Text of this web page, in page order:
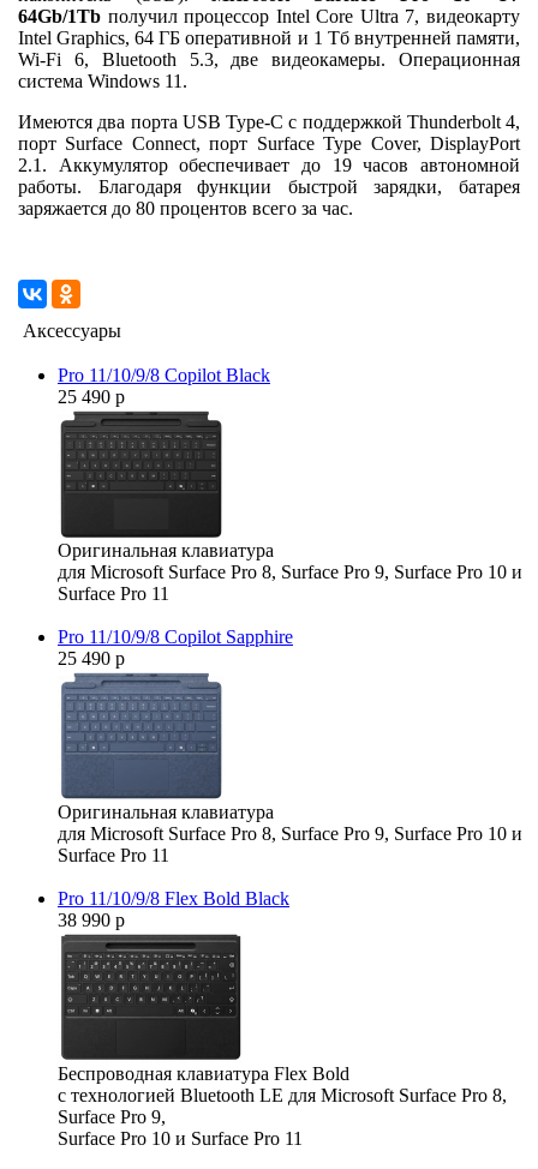
64Gb/1Tb получил процессор Intel Core Ultra 7, видеокарту
Intel Graphics, 64 ГБ оперативной и 1 Тб внутренней памяти,
Wi-Fi 6, Bluetooth 5.3, две видеокамеры. Операционная
система Windows 11.
Имеются два порта USB Type-C с поддержкой Thunderbolt 4,
порт Surface Connect, порт Surface Type Cover, DisplayPort
2.1. Аккумулятор обеспечивает до 19 часов автономной
работы. Благодаря функции быстрой зарядки, батарея
заряжается до 80 процентов всего за час.
Аксессуары
Pro 11/10/9/8 Copilot Black
25 490 р
Оригинальная клавиатура
для Microsoft Surface Pro 8, Surface Pro 9, Surface Pro 10 и
Surface Pro 11
Pro 11/10/9/8 Copilot Sapphire
25 490 р
Оригинальная клавиатура
для Microsoft Surface Pro 8, Surface Pro 9, Surface Pro 10 и
Surface Pro 11
Pro 11/10/9/8 Flex Bold Black
38 990 р
Беспроводная клавиатура Flex Bold
с технологией Bluetooth LE для Microsoft Surface Pro 8,
Surface Pro 9,
Surface Pro 10 и Surface Pro 11